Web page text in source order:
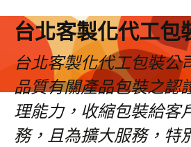
台北客製化代工包
台北客製化代工包裝公
品質有關產品包裝之認
理能力，收縮包裝給客
務，且為擴大服務，特